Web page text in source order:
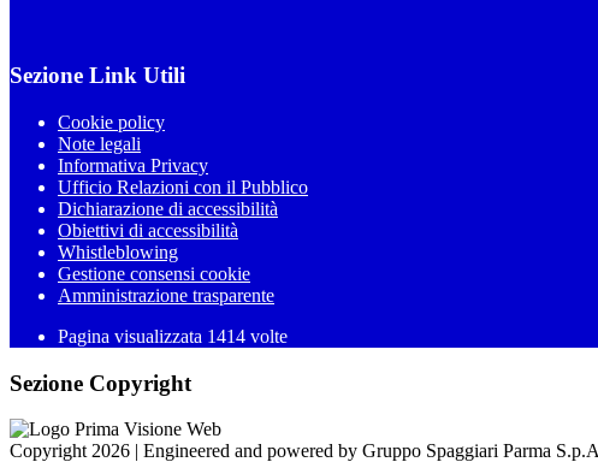
Sezione Link Utili
Cookie policy
Note legali
Informativa Privacy
Ufficio Relazioni con il Pubblico
Dichiarazione di accessibilità
Obiettivi di accessibilità
Whistleblowing
Gestione consensi cookie
Amministrazione trasparente
Pagina visualizzata 1414 volte
Sezione Copyright
Copyright 2026 | Engineered and powered by Gruppo Spaggiari Parma